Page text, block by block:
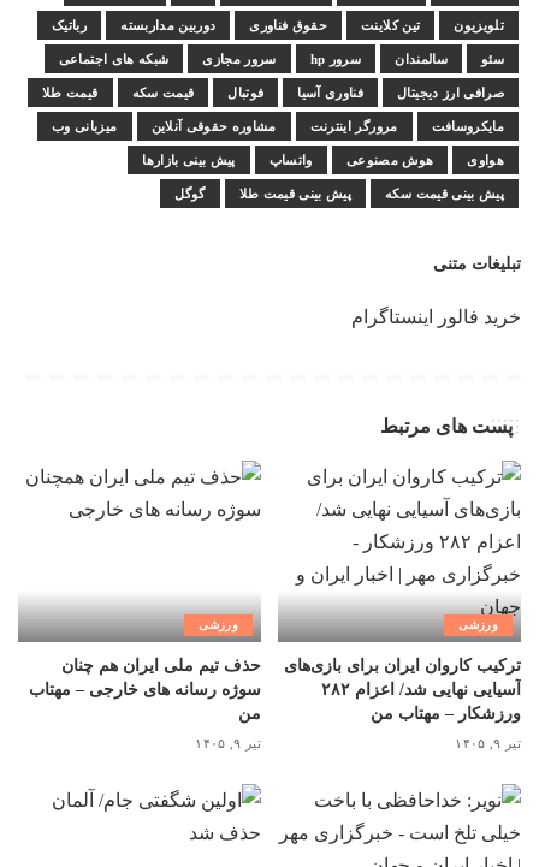
تلویزیون تین کلاینت حقوق فناوری دوربین مداربسته رباتیک
سئو سالمندان سرور hp سرور مجازی شبکه های اجتماعی
صرافی ارز دیجیتال فناوری آسیا فوتبال قیمت سکه قیمت طلا
مایکروسافت مرورگر اینترنت مشاوره حقوقی آنلاین میزبانی وب
هواوی هوش مصنوعی واتساپ پیش بینی بازارها
پیش بینی قیمت سکه پیش بینی قیمت طلا گوگل
تبلیغات متنی
خرید فالور اینستاگرام
پست های مرتبط
ورزشی
ترکیب کاروان ایران برای بازی‌های
آسیایی نهایی شد/ اعزام ۲۸۲
ورزشکار – مهتاب من
تیر ۹, ۱۴۰۵
ورزشی
حذف تیم ملی ایران هم چنان
سوژه رسانه های خارجی – مهتاب
من
تیر ۹, ۱۴۰۵